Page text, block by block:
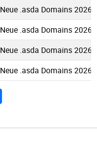
Neue .asda Domains 2026-
Neue .asda Domains 2026-
Neue .asda Domains 2026-
Neue .asda Domains 2026-